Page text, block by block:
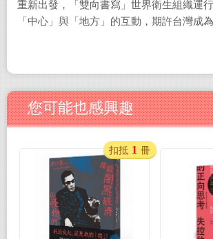
重新出發，「雙向書寫」世界衛生組織運
「中心」與「地方」的互動，期許台灣成
您可能也感興趣
扣抵 1 冊